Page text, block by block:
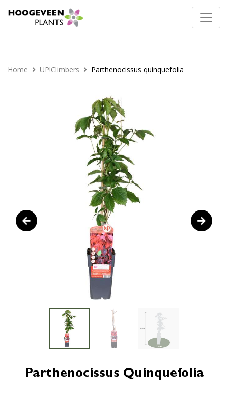
Home UP!Climbers Parthenocissus quinquefolia
Parthenocissus Quinquefolia